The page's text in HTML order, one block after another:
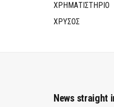
ΧΡΗΜΑΤΙΣΤΗΡΙΟ
ΧΡΥΣΟΣ
News straight